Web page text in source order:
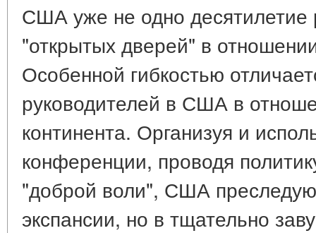
США уже не одно десятилетие
"открытых дверей" в
Особенной гибкостью
руководителей в США в
континента. Организуя и
конференции, проводя
"доброй воли", США
экспансии, но в тщательно